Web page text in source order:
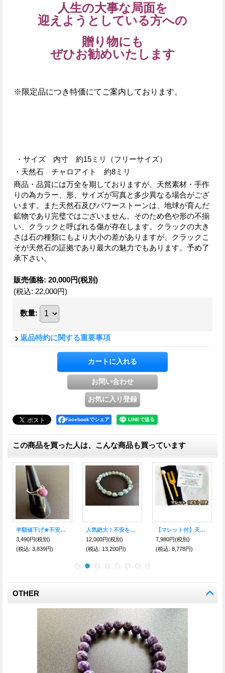
人生の大事な局面を
迎えようとしている方への
贈り物にも
ぜひお勧めいたします
※限定品につき特価にてご案内しております。
・サイズ 内寸 約15ミリ（フリーサイズ）
・天然石 チャロアイト 約8ミリ
商品・品質には万全を期しておりますが、天然素材・手作
りの為カラー、形、サイズが写真と多少異なる場合がござ
います。また天然石及びパワーストーンは、地球が育んだ
鉱物であり完璧ではございません。そのため色や形の不揃
い、クラックと呼ばれる傷が存在します。クラックの大き
さは石の種類にもより大小の差がありますが、クラックこ
そが天然石の証拠であり最大の魅力でもあります。予め了
承下さい。
販売価格: 20,000円(税別)
(税込: 22,000円)
数量:
返品特約に関する重要事項
Facebookでシェア
この商品を買った人は、こんな商品も買っています
【マレット付】天使界の扉を開く♪様々な物や場所の浄化クリスタルチューナー＆水晶ポイント＆ポーチ4点SET B
7,980円(税別)
(税込:8,778円)
【希少】化殺好転！凶から吉へ運気向上！ネット入り天然水晶浄化球
12,000円(税別)
(税込:13,200円)
現代人の全ての悩みを解消する究極のヒーリングストーン！世界3大石☆スギライト10ｍｍブレス
18,000円(税別)
(税込:19,800円)
OTHER